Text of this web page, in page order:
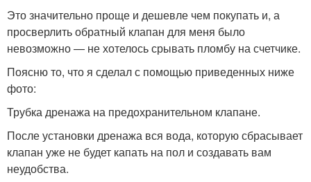
Это значительно проще и дешевле чем покупать и, а
просверлить обратный клапан для меня было
невозможно — не хотелось срывать пломбу на счетчике.
Поясню то, что я сделал с помощью приведенных ниже
фото:
Трубка дренажа на предохранительном клапане.
После установки дренажа вся вода, которую сбрасывает
клапан уже не будет капать на пол и создавать вам
неудобства.